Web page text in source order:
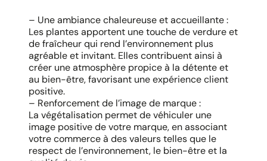
– Une ambiance chaleureuse et accueillante :
Les plantes apportent une touche de verdure et
de fraîcheur qui rend l’environnement plus
agréable et invitant. Elles contribuent ainsi à
créer une atmosphère propice à la détente et
au bien-être, favorisant une expérience client
positive.
– Renforcement de l’image de marque :
La végétalisation permet de véhiculer une
image positive de votre marque, en associant
votre commerce à des valeurs telles que le
respect de l’environnement, le bien-être et la